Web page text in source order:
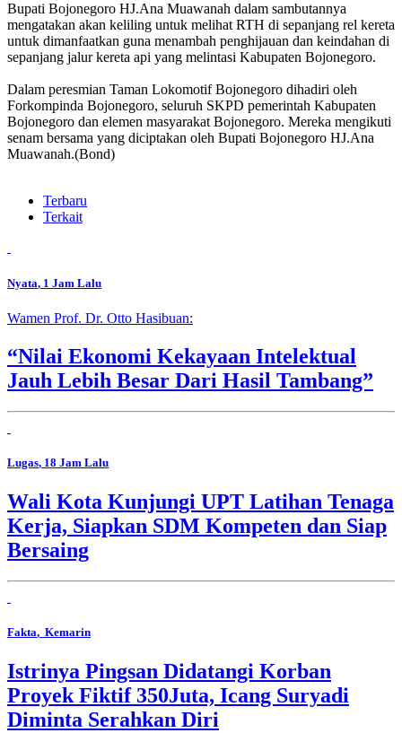
Bupati Bojonegoro HJ.Ana Muawanah dalam sambutannya
mengatakan akan keliling untuk melihat RTH di sepanjang rel kereta
untuk dimanfaatkan guna menambah penghijauan dan keindahan di
sepanjang jalur kereta api yang melintasi Kabupaten Bojonegoro.
Dalam peresmian Taman Lokomotif Bojonegoro dihadiri oleh
Forkompinda Bojonegoro, seluruh SKPD pemerintah Kabupaten
Bojonegoro dan elemen masyarakat Bojonegoro. Mereka mengikuti
senam bersama yang diciptakan oleh Bupati Bojonegoro HJ.Ana
Muawanah.(Bond)
Terbaru
Terkait
Nyata, 1 Jam Lalu
Wamen Prof. Dr. Otto Hasibuan:
“Nilai Ekonomi Kekayaan Intelektual
Jauh Lebih Besar Dari Hasil Tambang”
Lugas, 18 Jam Lalu
Wali Kota Kunjungi UPT Latihan Tenaga
Kerja, Siapkan SDM Kompeten dan Siap
Bersaing
Fakta, Kemarin
Istrinya Pingsan Didatangi Korban
Proyek Fiktif 350Juta, Icang Suryadi
Diminta Serahkan Diri